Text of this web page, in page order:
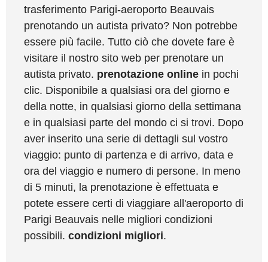
trasferimento Parigi-aeroporto Beauvais
prenotando un autista privato? Non potrebbe
essere più facile. Tutto ciò che dovete fare è
visitare il nostro sito web per prenotare un
autista privato. prenotazione online in pochi
clic. Disponibile a qualsiasi ora del giorno e
della notte, in qualsiasi giorno della settimana
e in qualsiasi parte del mondo ci si trovi. Dopo
aver inserito una serie di dettagli sul vostro
viaggio: punto di partenza e di arrivo, data e
ora del viaggio e numero di persone. In meno
di 5 minuti, la prenotazione è effettuata e
potete essere certi di viaggiare all'aeroporto di
Parigi Beauvais nelle migliori condizioni
possibili. condizioni migliori.